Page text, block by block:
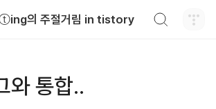
의 주절거림 in tistory
와 통합..